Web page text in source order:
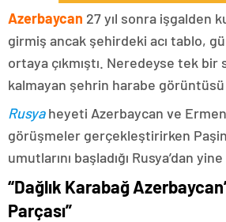
Azerbaycan 27 yıl sonra işgalden
girmiş ancak şehirdeki acı tablo,
ortaya çıkmıştı. Neredeyse tek bir
kalmayan şehrin harabe
Rusyaheyeti Azerbaycan ve
görüşmeler gerçekleştirirken
umutlarını başladığı Rusya’dan
“Dağlık Karabağ
Parçası”